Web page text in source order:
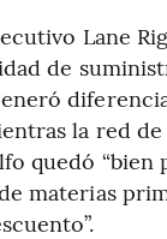
Lane
de
la red
quedó “bien
materias